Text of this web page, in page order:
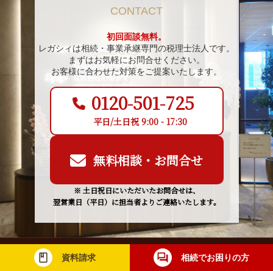
資料請求 相続でお困りの方
CONTACT
初回面談無料。
レガシィは相続・事業承継専門の税理士法人です。
まずはお気軽にお問合せください。
お客様に合わせた対策をご提案いたします。
0120-501-725
平日/土日祝 9:00 - 17:30
無料相談・お問合せ
※ 土日祝日にいただいたお問合せは、
翌営業日（平日）に担当者よりご連絡いたします。
サービス案内一覧